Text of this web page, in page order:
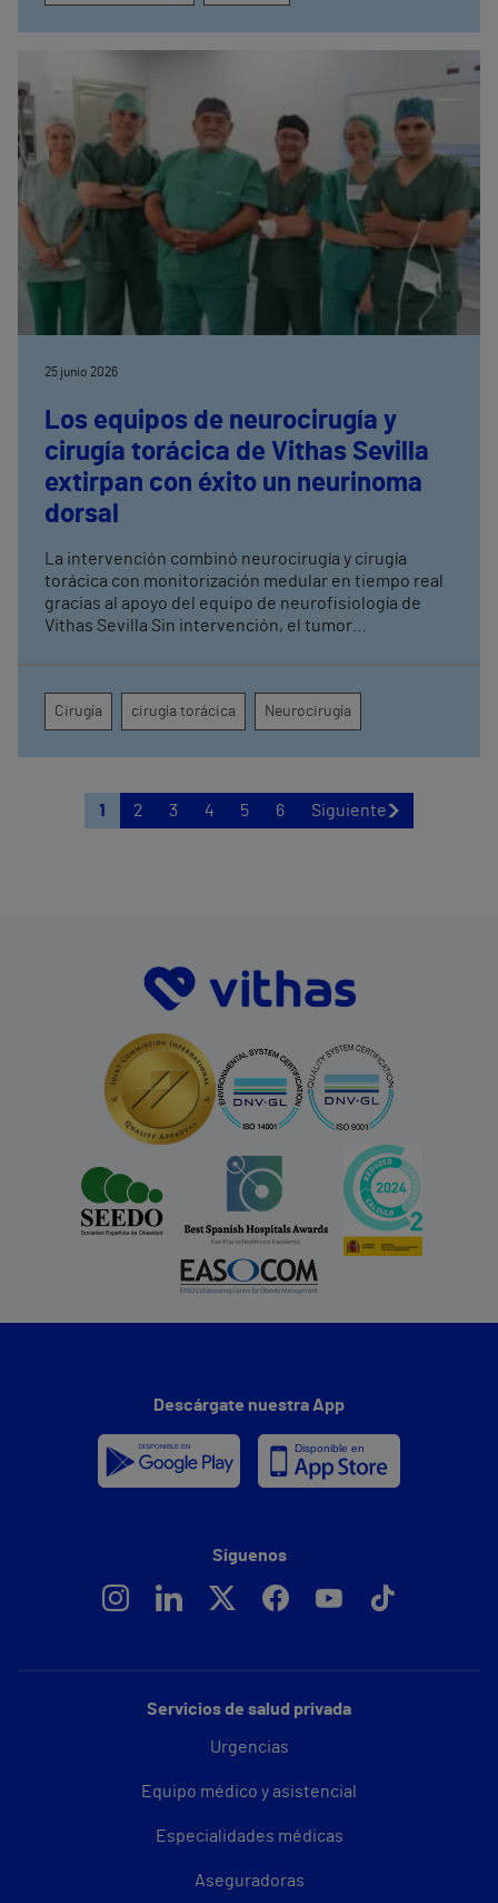
25 junio 2026
Los equipos de neurocirugía y
cirugía torácica de Vithas Sevilla
extirpan con éxito un neurinoma
dorsal
La intervención combinó neurocirugía y cirugía
torácica con monitorización medular en tiempo real
gracias al apoyo del equipo de neurofisiología de
Vithas Sevilla Sin intervención, el tumor
cadera hasta la región perianal
Cirugía cirugía torácica Neurocirugía
1 2 3 4 5 6 Siguiente
Servicios de salud privada
Urgencias
Equipo médico y asistencial
Especialidades médicas
Aseguradoras
Descárgate nuestra App
Síguenos